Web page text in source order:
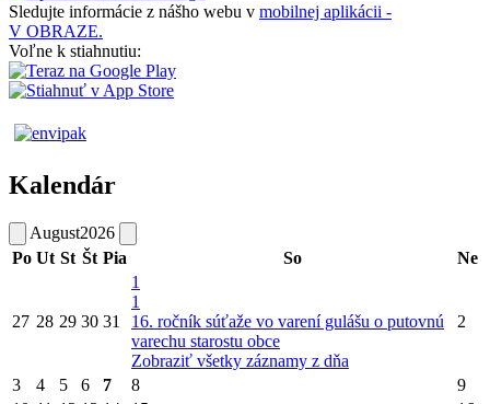
Sledujte informácie z nášho webu v mobilnej aplikácii -
V OBRAZE.
Voľne k stiahnutiu:
Kalendár
August2026
Po Ut St Št Pia So Ne
27 28 29 30 31
1
1
16. ročník súťaže vo varení gulášu o putovnú
varechu starostu obce
Zobraziť všetky záznamy z dňa
2
3 4 5 6 7 8
9